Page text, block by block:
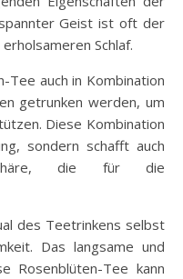
Geist ist oft der
Schlaf.
Tee auch in Kombination
getrunken werden, um
Diese Kombination
sondern schafft auch
die für die
des Teetrinkens selbst
Das langsame und
Rosenblüten-Tee kann